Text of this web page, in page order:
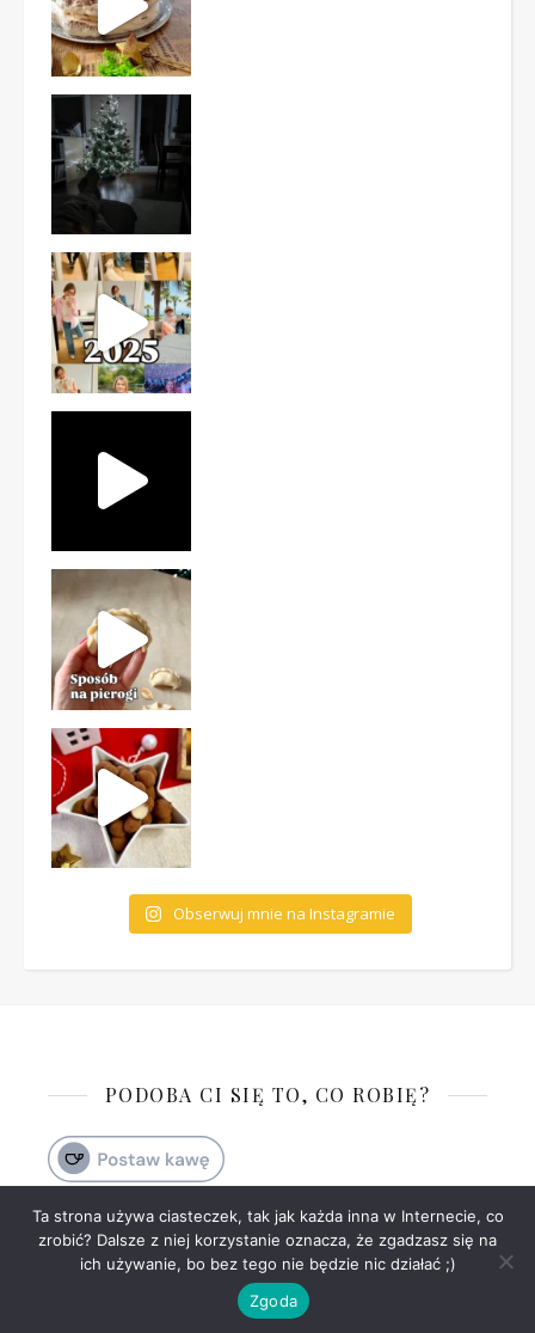
Obserwuj mnie na Instagramie
PODOBA CI SIĘ TO, CO ROBIĘ?
Polityka prywatności Kontakt
Ashe Motyw przez WP
Royal.
Ta strona używa ciasteczek, tak jak każda inna w Internecie, co
zrobić? Dalsze z niej korzystanie oznacza, że zgadzasz się na
ich używanie, bo bez tego nie będzie nic działać ;)
Zgoda